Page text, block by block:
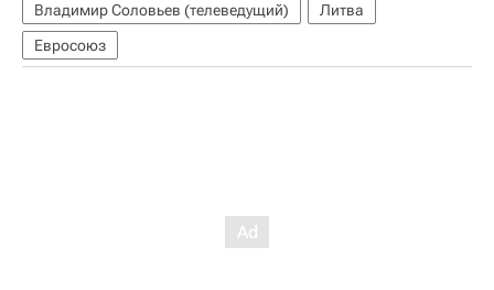
Владимир Соловьев (телеведущий)
Литва
Евросоюз